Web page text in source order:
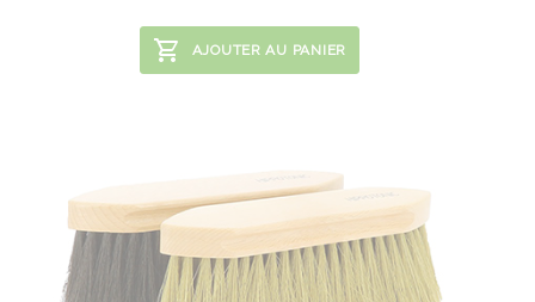
AJOUTER AU PANIER